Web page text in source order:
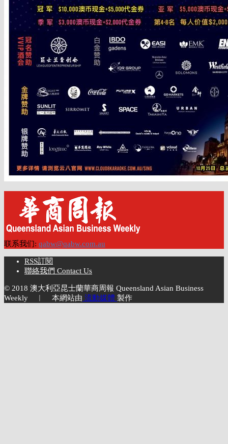
联系我们: qabw@qabw.com.au
RSS訂閱
聯絡我們 Contact Us
© 2018 澳大利亞昆士蘭華商周報 Queensland Asian Business
Weekly ︱ 本網站由 流動媒體 製作